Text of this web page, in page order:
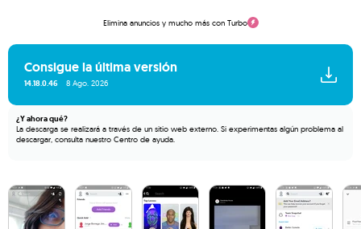
Elimina anuncios y mucho más con Turbo
Consigue la última versión
14.18.0.46 8 Ago. 2026
¿Y ahora qué?
La descarga se realizará a través de un sitio web externo. Si experimentas algún problema al
descargar, consulta nuestro Centro de ayuda.